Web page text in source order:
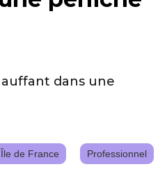
dans une
Île de France Professionnel